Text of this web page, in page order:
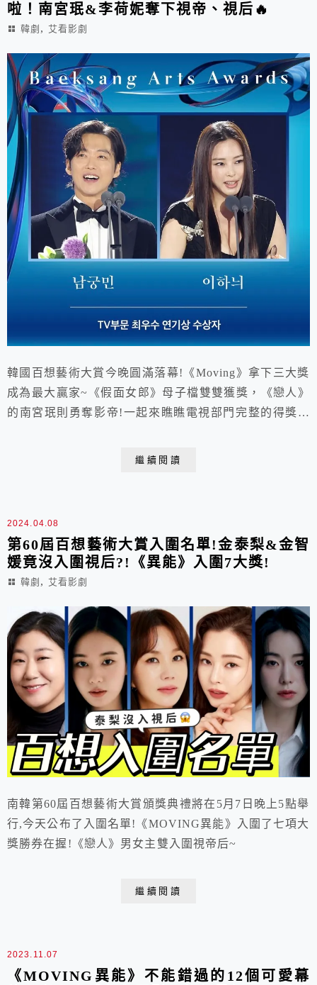
啦！南宮珉&李荷妮奪下視帝、視后🔥
韓劇 , 艾看影劇
韓國百想藝術大賞今晚圓滿落幕!《Moving》拿下三大獎
成為最大贏家~《假面女郎》母子檔雙雙獲獎，《戀人》
的南宮珉則勇奪影帝!一起來瞧瞧電視部門完整的得獎名
繼續閱讀
2024.04.08
第60屆百想藝術大賞入圍名單!金泰梨&金智
媛竟沒入圍視后?!《異能》入圍7大獎!
韓劇 , 艾看影劇
南韓第60屆百想藝術大賞頒獎典禮將在5月7日晚上5點舉
行,今天公布了入圍名單!《MOVING異能》入圍了七項大
獎勝券在握!《戀人》男女主雙入圍視帝后~
繼續閱讀
2023.11.07
《MOVING異能》不能錯過的12個可愛幕